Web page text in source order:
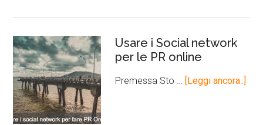
Usare i Social network
per le PR online
Premessa Sto … [Leggi ancora..]